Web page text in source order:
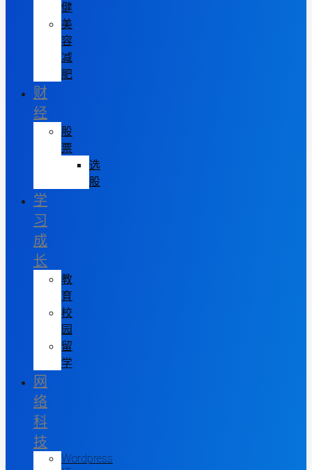
健
美
容
减
肥
财
经
股
票
选
股
学
习
成
长
教
育
校
园
留
学
网
络
科
技
Wordpress